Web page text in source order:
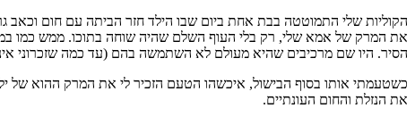
הקוליות שלי התמוטטה בבת אחת ביום שבו הילד חזר הביתה עם חום וכאב
את המרק של אמא שלי, רק בלי העוף השלם שהיה שוחה בתוכו. ממש כמו
הסיר. היו שם מרכיבים שהיא מעולם לא השתמשה בהם (עד כמה שזכרוני
כשטעמתי אותו בסוף הבישול, איכשהו הטעם הזכיר לי את המרק ההוא של
את הנזלת והחום העונתיים.